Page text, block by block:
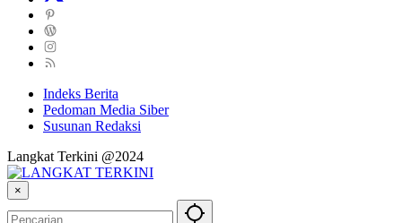
Indeks Berita
Pedoman Media Siber
Susunan Redaksi
Langkat Terkini @2024
×